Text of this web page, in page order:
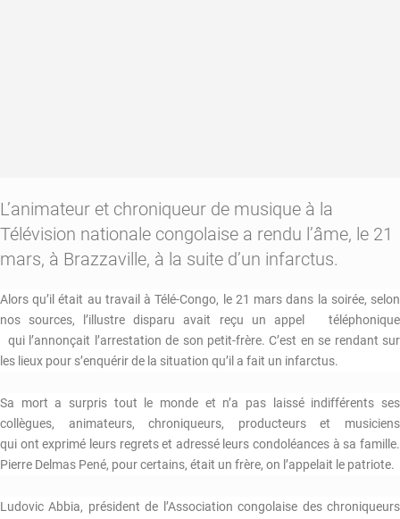
L’animateur et chroniqueur de musique à la
Télévision nationale congolaise a rendu l’âme, le 21
mars, à Brazzaville, à la suite d’un infarctus.
Alors qu’il était au travail à Télé-Congo, le 21 mars dans la soirée, selon
nos sources, l’illustre disparu avait reçu un appel téléphonique
qui l’annonçait l’arrestation de son petit-frère. C’est en se rendant sur
les lieux pour s’enquérir de la situation qu’il a fait un infarctus.
Sa mort a surpris tout le monde et n’a pas laissé indifférents ses
collègues, animateurs, chroniqueurs, producteurs et musiciens
qui ont exprimé leurs regrets et adressé leurs condoléances à sa famille.
Pierre Delmas Pené, pour certains, était un frère, on l’appelait le patriote.
Ludovic Abbia, président de l’Association congolaise des chroniqueurs